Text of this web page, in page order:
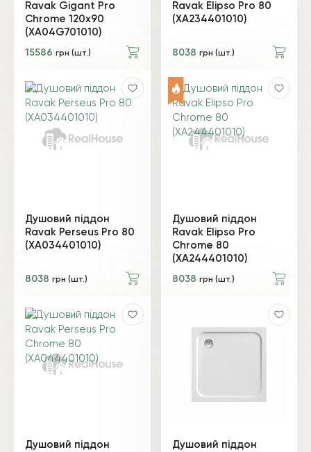
Ravak Gigant Pro
Chrome 120х90
(XA04G701010)
15586 грн (шт.)
Ravak Elipso Pro 80
(XA234401010)
8038 грн (шт.)
Душовий піддон
Ravak Perseus Pro 80
(XA034401010)
8038 грн (шт.)
Душовий піддон
Ravak Elipso Pro
Chrome 80
(XA244401010)
8038 грн (шт.)
Душовий піддон
Душовий піддон